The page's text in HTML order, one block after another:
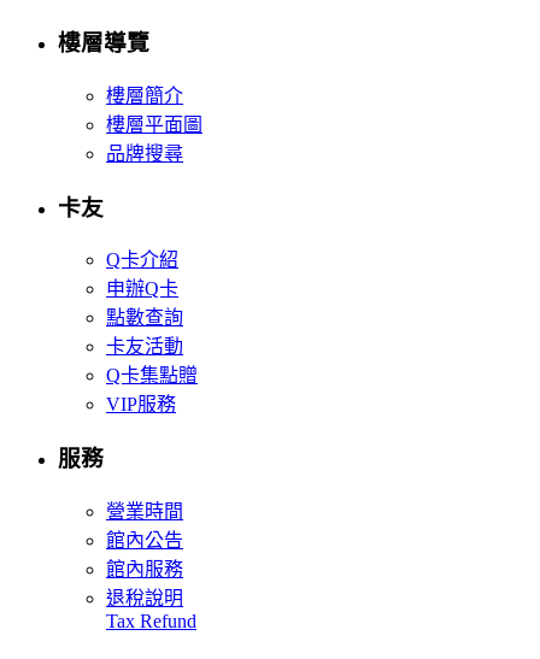
樓層導覽
樓層簡介
樓層平面圖
品牌搜尋
卡友
Q卡介紹
申辦Q卡
點數查詢
卡友活動
Q卡集點贈
VIP服務
服務
營業時間
館內公告
館內服務
退稅說明
Tax Refund